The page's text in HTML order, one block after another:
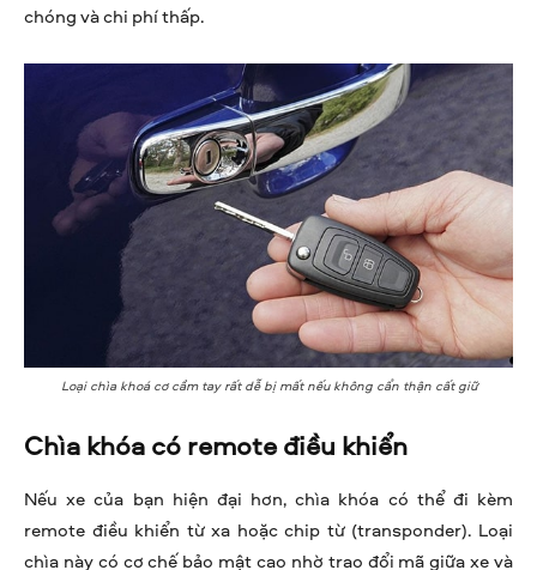
chóng và chi phí thấp.
Loại chìa khoá cơ cầm tay rất dễ bị mất nếu không cẩn thận cất giữ
Chìa khóa có remote điều khiển
Nếu xe của bạn hiện đại hơn, chìa khóa có thể đi kèm
remote điều khiển từ xa hoặc chip từ (transponder). Loại
chìa này có cơ chế bảo mật cao nhờ trao đổi mã giữa xe và